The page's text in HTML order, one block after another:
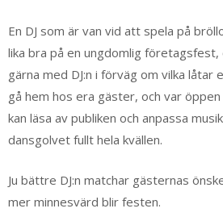
En DJ som är van vid att spela på
lika bra på en ungdomlig
gärna med DJ:n i förväg om vilka låtar
gå hem hos era gäster, och var
kan läsa av publiken och anpassa
dansgolvet fullt hela kvällen.
Ju bättre DJ:n matchar gästernas
mer minnesvärd blir festen.